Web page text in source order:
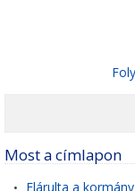
Most a címlapon
• Elárulta a